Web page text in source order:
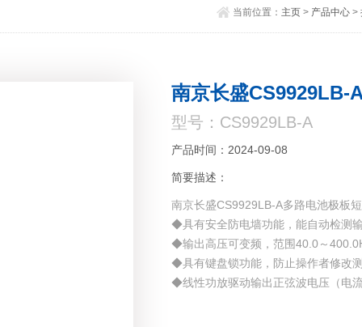
当前位置： 主页> 产品中心>
南京长盛CS9929LB-
型号：CS9929LB-A
产品时间：2024-09-08
简要描述：
南京长盛CS9929LB-A多路电池极板
◆具有安全防电墙功能，能自动检测
◆输出高压可变频，范围40.0～
◆具有键盘锁功能，防止操作者修改
◆线性功放驱动输出正弦波电压（电